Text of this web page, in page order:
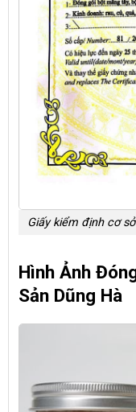
Giấy kiểm định cơ
Hình Ảnh
Sản Dũng Hà